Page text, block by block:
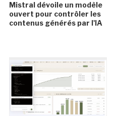
Mistral dévoile un modèle
ouvert pour contrôler les
contenus générés par l'IA